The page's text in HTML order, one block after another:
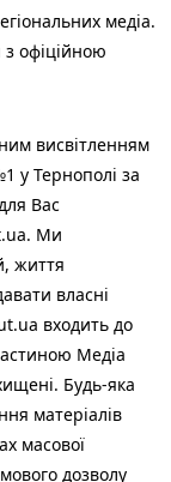
медіа.
з офіційною
висвітленням
у Тернополі за
Вас
Ми
життя
власні
входить до
Медіа
Будь-яка
матеріалів
масової
дозволу